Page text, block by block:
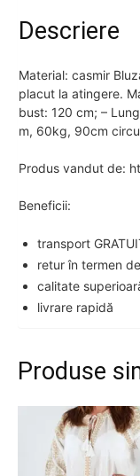
Descriere
Material: casmir
placut la atingere.
bust: 120 cm; –
m, 60kg, 90cm
Produs vandut de:
Beneficii:
transport
retur în termen
calitate
livrare rapidă
Produse